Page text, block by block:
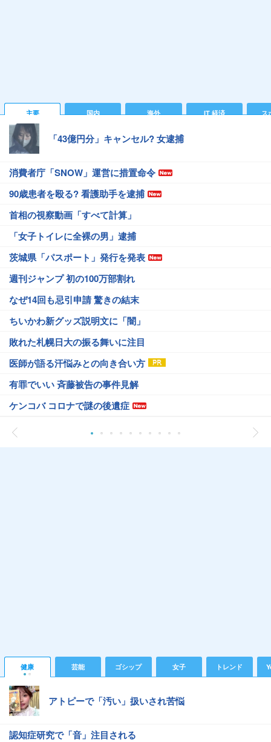
主要 国内 海外 IT 経済 ス
「43億円分」キャンセル? 女逮捕
消費者庁「SNOW」運営に措置命令
90歳患者を殴る? 看護助手を逮捕
首相の視察動画「すべて計算」
「女子トイレに全裸の男」逮捕
茨城県「パスポート」発行を発表
週刊ジャンプ 初の100万部割れ
なぜ14回も忌引申請 驚きの結末
ちいかわ新グッズ説明文に「闇」
敗れた札幌日大の振る舞いに注目
医師が語る汗悩みとの向き合い方
有罪でいい 斉藤被告の事件見解
ケンコバ コロナで謎の後遺症
健康 芸能 ゴシップ 女子 トレンド
アトピーで「汚い」扱いされ苦悩
認知症研究で「音」注目される